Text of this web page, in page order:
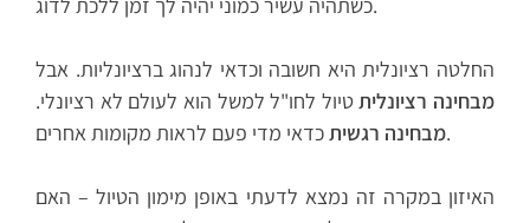
כשתהיה עשיר כמוני יהיה לך זמן ללכת לדוג.
החלטה רציונלית היא חשובה וכדאי לנהוג ברציונליות. אבל
מבחינה רציונליתטיול לחו"ל למשל הוא לעולם לא רציונלי.
מבחינה רגשיתכדאי מדי פעם לראות מקומות אחרים.
האיזון במקרה זה נמצא לדעתי באופן מימון הטיול – האם